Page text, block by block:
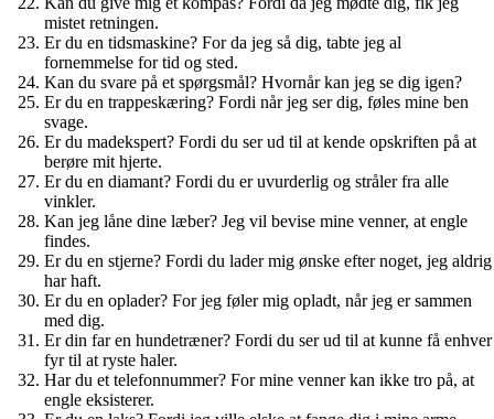
mistet retningen.
Er du en tidsmaskine? For da jeg så dig, tabte jeg al
fornemmelse for tid og sted.
Kan du svare på et spørgsmål? Hvornår kan jeg se dig igen?
Er du en trappeskæring? Fordi når jeg ser dig, føles mine ben
svage.
Er du madekspert? Fordi du ser ud til at kende opskriften på at
berøre mit hjerte.
Er du en diamant? Fordi du er uvurderlig og stråler fra alle
vinkler.
Kan jeg låne dine læber? Jeg vil bevise mine venner, at engle
findes.
Er du en stjerne? Fordi du lader mig ønske efter noget, jeg aldrig
har haft.
Er du en oplader? For jeg føler mig opladt, når jeg er sammen
med dig.
Er din far en hundetræner? Fordi du ser ud til at kunne få enhver
fyr til at ryste haler.
Har du et telefonnummer? For mine venner kan ikke tro på, at
engle eksisterer.